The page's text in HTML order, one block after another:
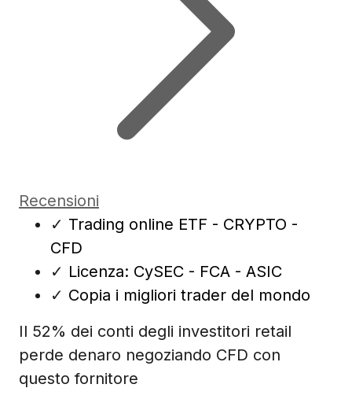
Recensioni
✓ Trading online ETF - CRYPTO -
CFD
✓ Licenza: CySEC - FCA - ASIC
✓ Copia i migliori trader del mondo
Il 52% dei conti degli investitori retail
perde denaro negoziando CFD con
questo fornitore